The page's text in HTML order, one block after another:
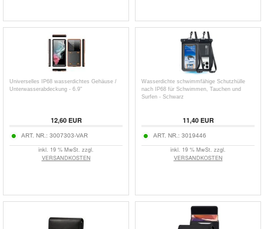
Universelles IP68 wasserdichtes Gehäuse /
Unterwasserabdeckung - 6.9"
12,60EUR
ART. NR.: 3007303-VAR
inkl. 19 % MwSt. zzgl.
VERSANDKOSTEN
Wasserdichte schwimmfähige Schutzhülle
nach IP68 für Schwimmen, Tauchen und
Surfen - Schwarz
11,40EUR
ART. NR.: 3019446
inkl. 19 % MwSt. zzgl.
VERSANDKOSTEN